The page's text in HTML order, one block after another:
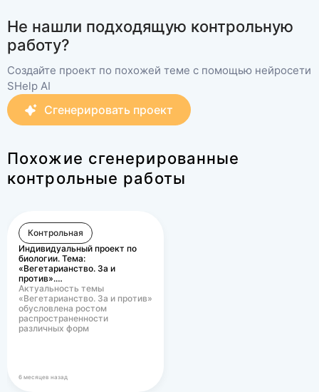
Не нашли подходящую контрольную
работу?
Создайте проект по похожей теме с помощью нейросети
SHelp AI
Сгенерировать проект
Похожие сгенерированные
контрольные работы
Контрольная
Индивидуальный проект по
биологии. Тема:
«Вегетарианство. За и
против».…
Актуальность темы
«Вегетарианство. За и против»
обусловлена ростом
распространенности
различных форм
6 месяцев назад